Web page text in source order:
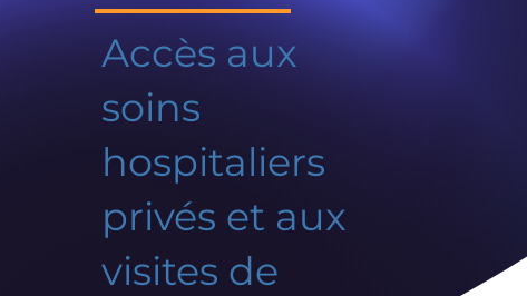
Accès aux
soins
hospitaliers
privés et aux
visites de